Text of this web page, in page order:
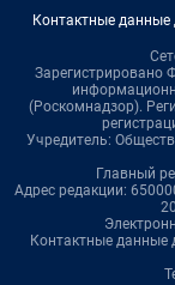
Контактные данные
Зарегистрировано
(Роскомнадзор).
Учредитель:
Главный
Адрес редакции:
Контактные данные